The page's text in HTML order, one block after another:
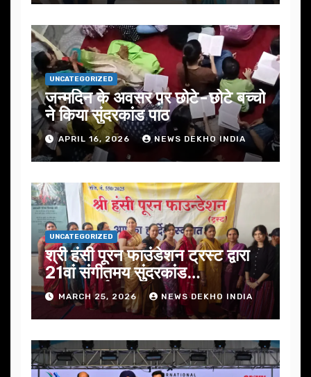
UNCATEGORIZED
जन्मदिन के अवसर प़र छोटे-छोटे बच्चो
ने किया सुंदरकांड पाठ
APRIL 16, 2026 NEWS DEKHO INDIA
UNCATEGORIZED
श्री हंसी पूरन फाउंडेशन ट्रस्ट द्वारा
21वां संगीतमय सुंदरकांड
सफलतापूर्वक संपन्न
MARCH 25, 2026 NEWS DEKHO INDIA